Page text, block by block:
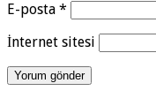
E-posta *
İnternet sitesi